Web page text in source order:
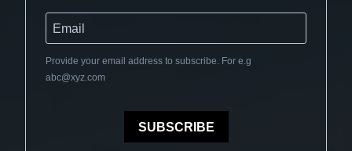
Provide your email address to subscribe. For e.g
abc@xyz.com
SUBSCRIBE